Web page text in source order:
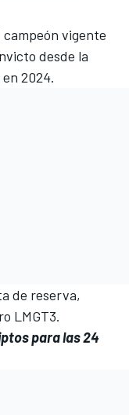
campeón vigente
desde la
2024.
de reserva,
LMGT3.
para las 24